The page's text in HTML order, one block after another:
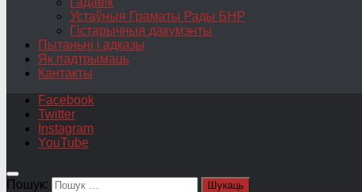
Устаўныя Граматы Рады БНР
Гістарычныя дакумэнты
Пытаньні і адказы
Як падтрымаць
Кантакты
Facebook
Twitter
Instagram
YouTube
Пошук: